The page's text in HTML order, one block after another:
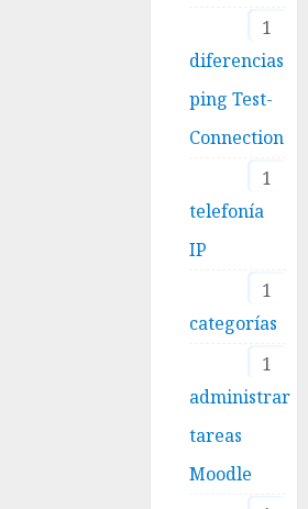
1
diferencias
ping Test-
Connection
1
telefonía
IP
1
categorías
1
administrar
tareas
Moodle